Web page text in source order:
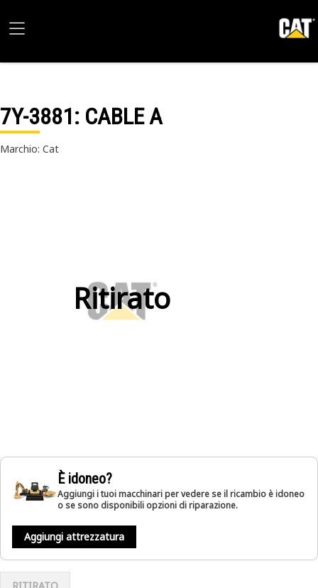
7Y-3881: CABLE A
Marchio: Cat
Ritirato
È idoneo?
Aggiungi i tuoi macchinari per vedere se il ricambio è idoneo
o se sono disponibili opzioni di riparazione.
Aggiungi attrezzatura